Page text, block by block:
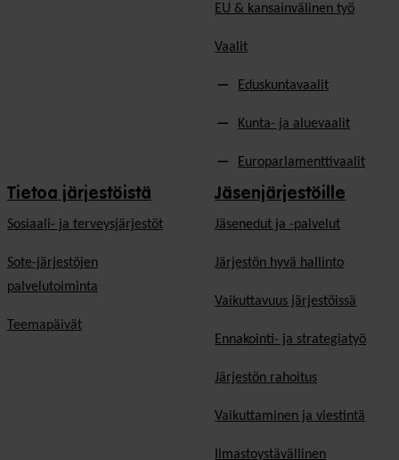
EU & kansainvälinen työ
Vaalit
Eduskuntavaalit
Kunta- ja aluevaalit
Europarlamenttivaalit
Tietoa järjestöistä
Sosiaali- ja terveysjärjestöt
Sote-järjestöjen
palvelutoiminta
Teemapäivät
Jäsenjärjestöille
Jäsen­edut ja -palvelut
Järjestön hyvä hallinto
Vaikuttavuus järjestöissä
Ennakointi- ja strategiatyö
Järjestön rahoitus
Vaikuttaminen ja viestintä
Ilmastoystävällinen